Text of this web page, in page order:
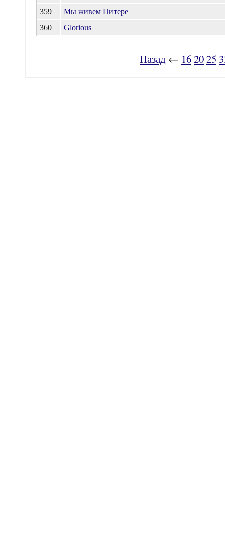
359
Мы живем Питере
360
Glorious
Назад ← 162025